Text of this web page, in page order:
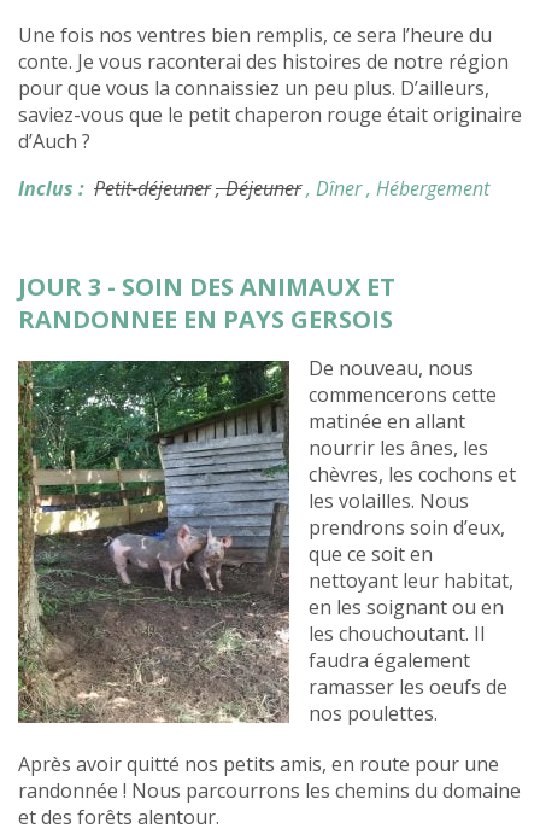
Une fois nos ventres bien remplis, ce sera l’heure du
conte. Je vous raconterai des histoires de notre région
pour que vous la connaissiez un peu plus. D’ailleurs,
saviez-vous que le petit chaperon rouge était originaire
d’Auch ?
Inclus : Petit-déjeuner, Déjeuner, Dîner, Hébergement
JOUR 3 - SOIN DES ANIMAUX ET
RANDONNEE EN PAYS GERSOIS
De nouveau, nous
commencerons cette
matinée en allant
nourrir les ânes, les
chèvres, les cochons et
les volailles. Nous
prendrons soin d’eux,
que ce soit en
nettoyant leur habitat,
en les soignant ou en
les chouchoutant. Il
faudra également
ramasser les oeufs de
nos poulettes.
Après avoir quitté nos petits amis, en route pour une
randonnée ! Nous parcourrons les chemins du domaine
et des forêts alentour.